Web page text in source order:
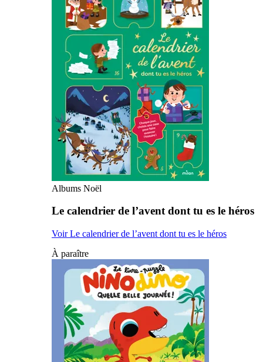
Albums Noël
Le calendrier de l’avent dont tu es le héros
Voir Le calendrier de l’avent dont tu es le héros
À paraître